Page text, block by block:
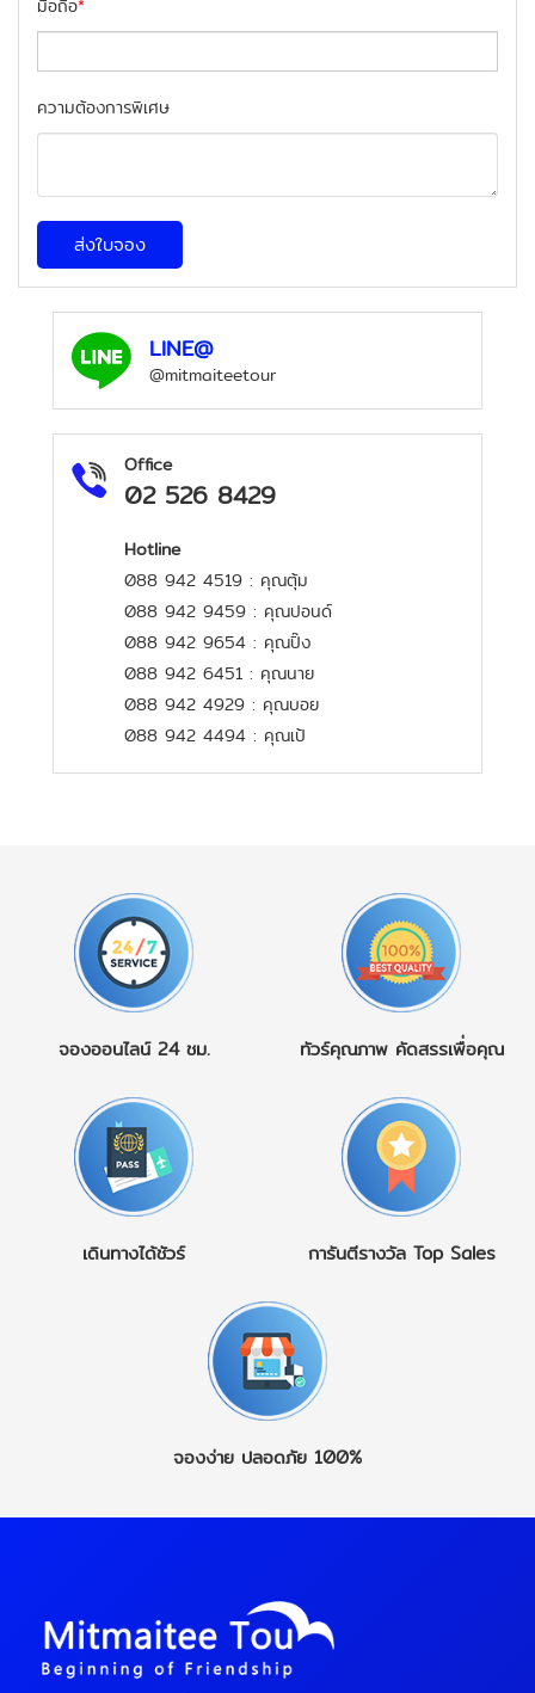
มือถือ*
ความต้องการพิเศษ
ส่งใบจอง
LINE@
@mitmaiteetour
Office
02 526 8429
Hotline
088 942 4519 : คุณตุ้ม
088 942 9459 : คุณปอนด์
088 942 9654 : คุณปิ๊ง
088 942 6451 : คุณนาย
088 942 4929 : คุณบอย
088 942 4494 : คุณเป้
จองออนไลน์ 24 ชม. ทัวร์คุณภาพ คัดสรรเพื่อคุณ
เดินทางได้ชัวร์ การันตีรางวัล Top Sales
จองง่าย ปลอดภัย 100%